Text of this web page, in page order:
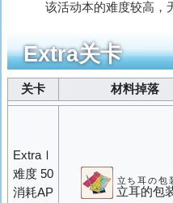
该活动本的难度较高，
Extra关卡
关卡 材料掉落
ExtraⅠ
难度 50
消耗AP
立耳的包
立ち耳の包